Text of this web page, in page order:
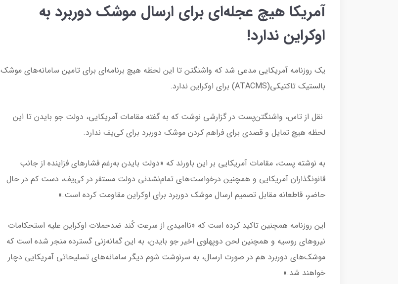
آمریکا هیچ عجله‌ای برای ارسال موشک دوربرد به
اوکراین ندارد!
یک روزنامه آمریکایی مدعی شد که واشنگتن تا این لحظه هیچ برنامه‌ای برای تامین سامانه‌های موشک
بالستیک تاکتیکی(ATACMS) برای اوکراین ندارد.
نقل از تاس، واشنگتن‌پست در گزارشی نوشت که به گفته مقامات آمریکایی، دولت جو بایدن تا این
لحظه هیچ تمایل و قصدی برای فراهم کردن موشک دوربرد برای کی‌یف ندارد.
به نوشته پست، مقامات آمریکایی بر این باورند که «دولت بایدن به‌رغم فشارهای فزاینده از جانب
قانونگذاران آمریکایی و همچنین درخواست‌های تمام‌نشدنی دولت مستقر در کی‌یف، دست کم در حال
حاضر، قاطعانه مقابل تصمیم ارسال موشک دوربرد برای اوکراین مقاومت کرده است.»
این روزنامه همچنین تاکید کرده است که «ناامیدی از سرعت کُند ضدحملات اوکراین علیه استحکامات
نیروهای روسیه و همچنین لحن دوپهلوی اخیر جو بایدن، به این گمانه‌زنی گسترده منجر شده است که
موشک‌های دوربرد هم در صورت ارسال، به سرنوشت شوم دیگر سامانه‌های تسلیحاتی آمریکایی دچار
خواهند شد.»